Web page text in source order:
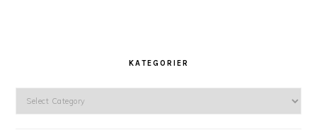
KATEGORIER
Kategorier